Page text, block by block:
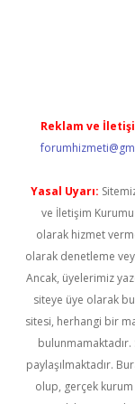
Reklam ve
Yasal Uyarı:
ve İletişim Kurumu
olarak hizmet
olarak denetleme
Ancak, üyelerimiz
siteye üye olarak
sitesi, herhangi bir
bulunmamaktadır.
paylaşılmaktadır.
olup, gerçek kurum